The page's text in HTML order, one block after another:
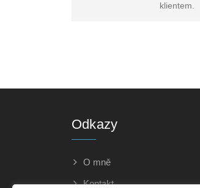
klientem.
Odkazy
O mně
Kontakt